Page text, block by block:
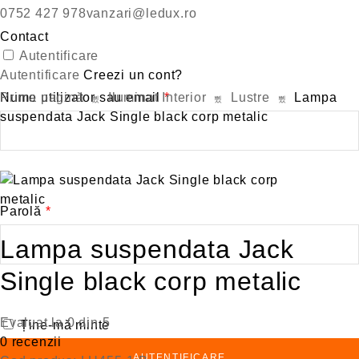
0752 427 978vanzari@ledux.ro
Contact
Autentificare
Autentificare Creezi un cont?
Nume utilizator sau email *Obligatoriu
Parolă *Obligatoriu
Ține-mă minte
Prima pagină Iluminat Interior Lustre
Lampa
suspendata Jack Single black corp metalic
Lampa suspendata Jack
Single black corp metalic
Evaluat la0din 5
0recenzii